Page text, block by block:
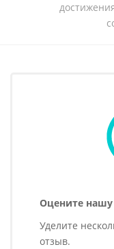
Оцените нашу
Уделите
отзыв.